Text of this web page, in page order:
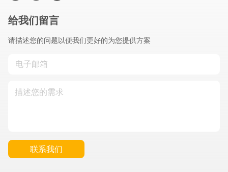
给我们留言
请描述您的问题以便我们更好的为您提供方案
联系我们